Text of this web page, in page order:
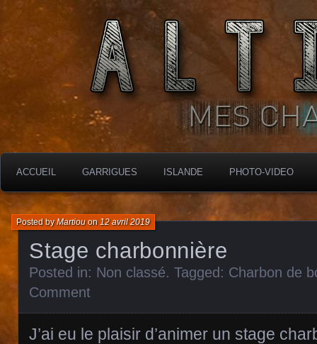
ALTIMARA
MES CHARBONNIÈRES
ACCUEIL GARRIGUES ISLANDE PHOTO-VIDEO
Stage charbonnière
Posted byMartiouon12 avril 2019
Posted in: Non classé. Tagged: Charbon de
Comment
J’ai eu le plaisir d’animer un stage